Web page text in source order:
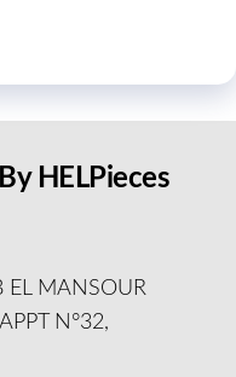
HELPieces
EL MANSOUR
N°32,